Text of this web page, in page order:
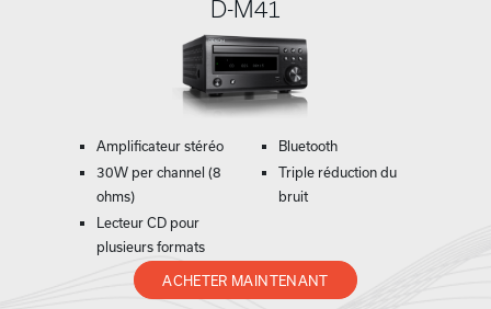
D-M41
Amplificateur stéréo
30W per channel (8
ohms)
Lecteur CD pour
plusieurs formats
Bluetooth
Triple réduction du
bruit
ACHETER MAINTENANT